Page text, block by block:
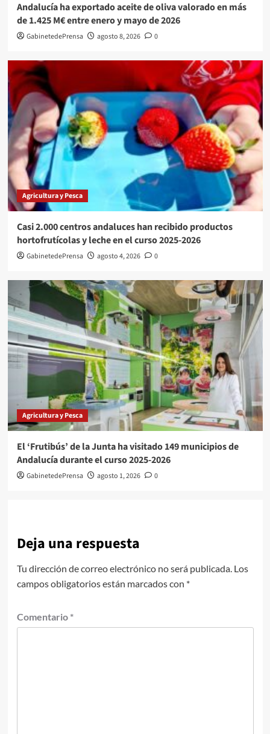
Andalucía ha exportado aceite de oliva valorado en más
de 1.425 M€ entre enero y mayo de 2026
GabinetedePrensa agosto 8, 2026 0
Agricultura y Pesca
Casi 2.000 centros andaluces han recibido productos
hortofrutícolas y leche en el curso 2025-2026
GabinetedePrensa agosto 4, 2026 0
Agricultura y Pesca
El ‘Frutibús’ de la Junta ha visitado 149 municipios de
Andalucía durante el curso 2025-2026
GabinetedePrensa agosto 1, 2026 0
Deja una respuesta
Tu dirección de correo electrónico no será publicada. Los
campos obligatorios están marcados con *
Comentario *